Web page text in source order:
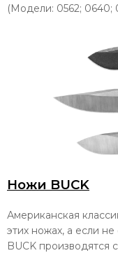
(Модели: 0562; 0640;
Ножи BUCK
Американская
этих ножах, а если
BUCK производятся